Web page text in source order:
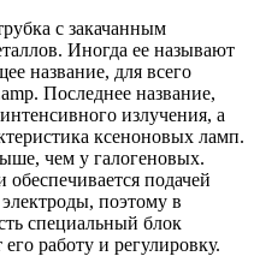
с закачанным
Иногда ее называют
название, для всего
Последнее название,
излучения, а
ксеноновых ламп.
чем у галогеновых.
обеспечивается подачей
поэтому в
специальный блок
работу и регулировку.